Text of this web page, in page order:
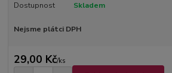
Dostupnost Skladem
Nejsme plátci DPH
29,00 Kč/ks